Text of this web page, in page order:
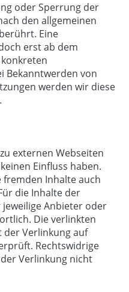
oder Sperrung der
den allgemeinen
Eine
erst ab dem
Bekanntwerden von
werden wir diese
externen Webseiten
Einfluss haben.
Inhalte auch
die Inhalte der
Anbieter oder
Die verlinkten
der Verlinkung auf
Rechtswidrige
Verlinkung nicht